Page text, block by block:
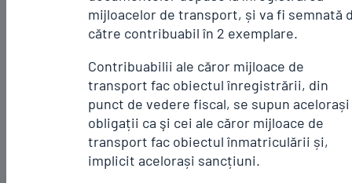
mijloacelor de transport, și va fi semnată
către contribuabil în 2 exemplare.
Contribuabilii ale căror mijloace de
transport fac obiectul înregistrării, din
punct de vedere fiscal, se supun acelorași
obligații ca şi cei ale căror mijloace de
transport fac obiectul înmatriculării și,
implicit acelorași sancțiuni.